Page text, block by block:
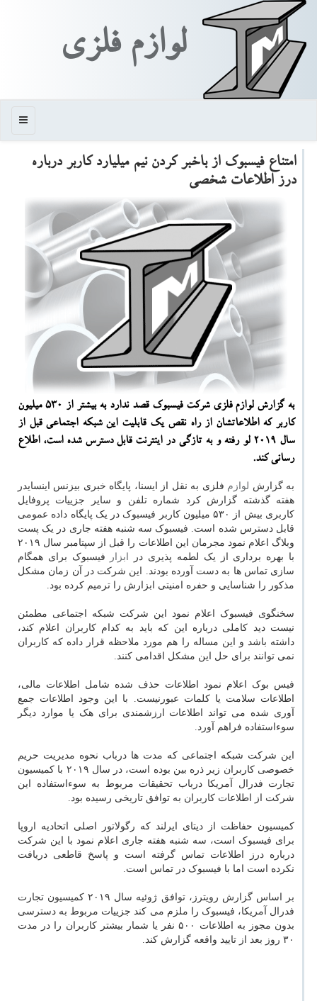
لوازم فلزی
منو
امتناع فیسبوك از باخبر كردن نیم میلیارد كاربر درباره
درز اطلاعات شخصی
به گزارش لوازم فلزی شرکت فیسبوک قصد ندارد به بیشتر از 530 میلیون
کاربر که اطلاعاتشان از راه نقص یک قابلیت این شبکه اجتماعی قبل از
سال 2019 لو رفته و به تازگی در اینترنت قابل دسترس شده است، اطلاع
رسانی کند.
به گزارش لوازم فلزی به نقل از ایسنا، پایگاه خبری بیزنس اینسایدر
هفته گذشته گزارش کرد شماره تلفن و سایر جزییات پروفایل
کاربری بیش از ۵۳۰ میلیون کاربر فیسبوک در یک پایگاه داده عمومی
قابل دسترس شده است. فیسبوک سه شنبه هفته جاری در یک پست
وبلاگ اعلام نمود مجرمان این اطلاعات را قبل از سپتامبر سال ۲۰۱۹
با بهره برداری از یک لطمه پذیری در
ابزار
فیسبوک برای همگام
سازی تماس ها به دست آورده بودند. این شرکت در آن زمان مشکل
مذکور را شناسایی و حفره امنیتی ابزارش را ترمیم کرده بود.
سخنگوی فیسبوک اعلام نمود این شرکت شبکه اجتماعی مطمئن
نیست دید کاملی درباره این که باید به کدام کاربران اعلام کند،
داشته باشد و این مساله را هم مورد ملاحظه قرار داده که کاربران
نمی توانند برای حل این مشکل اقدامی کنند.
فیس بوک اعلام نمود اطلاعات حذف شده شامل اطلاعات مالی،
اطلاعات سلامت یا کلمات عبورنیست. با این وجود اطلاعات جمع
آوری شده می تواند اطلاعات ارزشمندی برای هک یا موارد دیگر
سوءاستفاده فراهم آورد.
این شرکت شبکه اجتماعی که مدت ها درباب نحوه مدیریت حریم
خصوصی کاربران زیر ذره بین بوده است، در سال ۲۰۱۹ با کمیسیون
تجارت فدرال آمریکا درباب تحقیقات مربوط به سوءاستفاده این
شرکت از اطلاعات کاربران به توافق تاریخی رسیده بود.
کمیسیون حفاظت از دیتای ایرلند که رگولاتور اصلی اتحادیه اروپا
برای فیسبوک است، سه شنبه هفته جاری اعلام نمود با این شرکت
درباره درز اطلاعات تماس گرفته است و پاسخ قاطعی دریافت
نکرده است اما با فیسبوک در تماس است.
بر اساس گزارش رویترز، توافق ژوئیه سال ۲۰۱۹ کمیسیون تجارت
فدرال آمریکا، فیسبوک را ملزم می کند جزییات مربوط به دسترسی
بدون مجوز به اطلاعات ۵۰۰ نفر یا شمار بیشتر کاربران را در مدت
۳۰ روز بعد از تایید واقعه گزارش کند.